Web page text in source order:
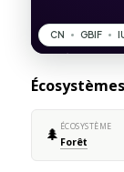
🌲 ÉCOSYSTÈME
Forêt